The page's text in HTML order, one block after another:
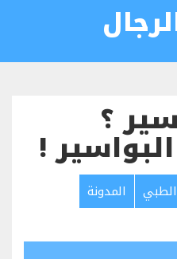
؟
!
المدونة